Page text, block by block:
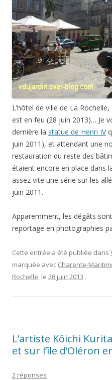
L’hôtel de ville de La
est en feu (28 juin 2013)… Je
dernière la statue de Henri IV
juin 2011), et attendant une
restauration du reste des
étaient encore en place dans
assez vite une série sur les
juin 2011.
Apparemment, les dégâts
reportage en photographies
Cette entrée a été publiée dans
marquée avec Charente-
Rochelle, le 28 juin 2013 .
L’artiste Kôichi
et sur l’île d’Oléron
2 réponses